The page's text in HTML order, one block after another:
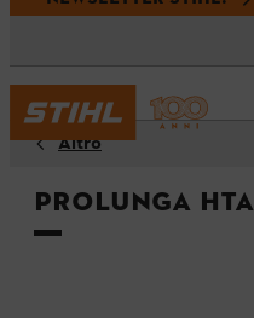
Altro
Prolunga HTA